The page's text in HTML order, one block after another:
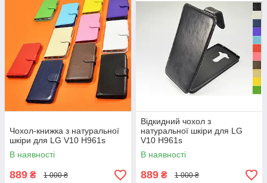
Чохол-книжка з натуральної
шкіри для LG V10 H961s
В наявності
889 ₴ 1 000 ₴
Відкидний чохол з
натуральної шкіри для LG
V10 H961s
В наявності
889 ₴ 1 000 ₴